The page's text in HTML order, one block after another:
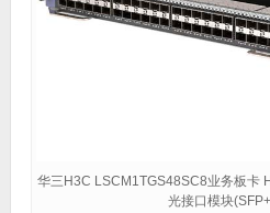
华三H3C LSCM1TGS48SC8业务板卡
光接口模块